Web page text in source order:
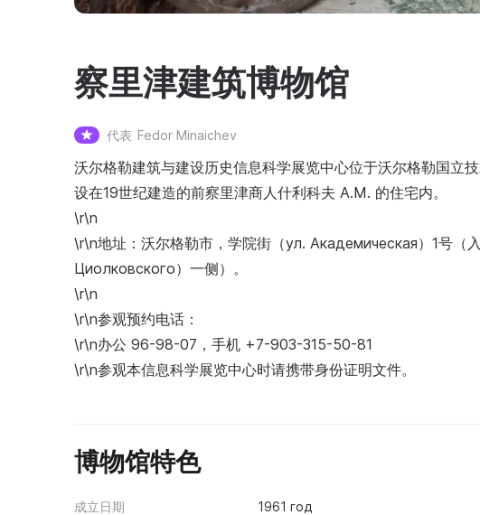
察里津建筑博物馆
代表 Fedor Minaichev
沃尔格勒建筑与建设历史信息科学展览中心位于沃尔格勒国立
设在19世纪建造的前察里津商人什利科夫 A.М. 的住宅内。
\r\n
\r\n地址：沃尔格勒市，学院街（ул. Академическая）1号（
Циолковского）一侧）。
\r\n
\r\n参观预约电话：
\r\n办公 96-98-07，手机 +7-903-315-50-81
\r\n参观本信息科学展览中心时请携带身份证明文件。
博物馆特色
成立日期 1961 год